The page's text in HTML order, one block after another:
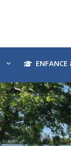
ENFANCE